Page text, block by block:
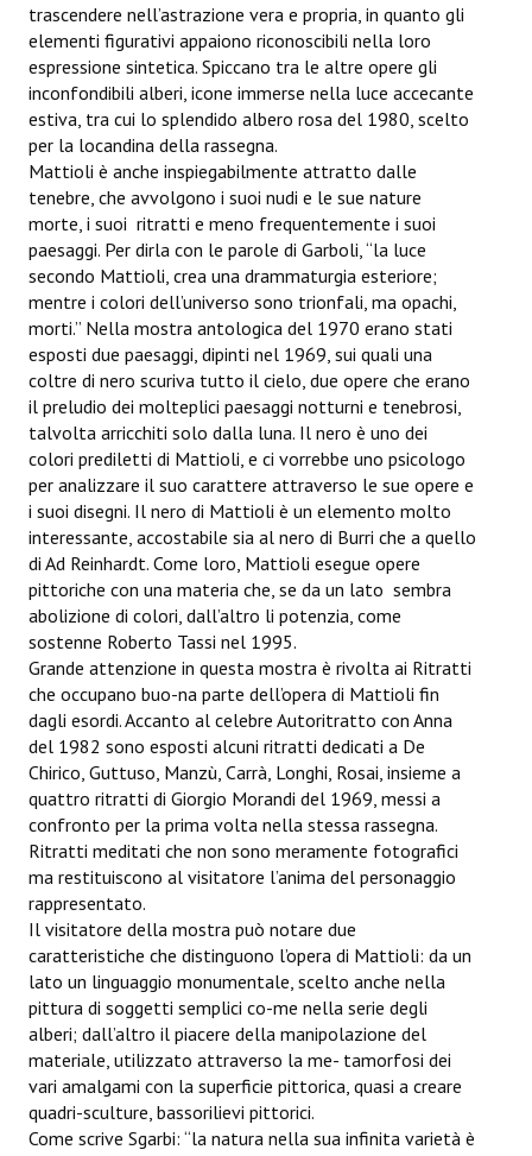
trascendere nell’astrazione vera e propria, in quanto gli
elementi figurativi appaiono riconoscibili nella loro
espressione sintetica. Spiccano tra le altre opere gli
inconfondibili alberi, icone immerse nella luce accecante
estiva, tra cui lo splendido albero rosa del 1980, scelto
per la locandina della rassegna.
Mattioli è anche inspiegabilmente attratto dalle
tenebre, che avvolgono i suoi nudi e le sue nature
morte, i suoi ritratti e meno frequentemente i suoi
paesaggi. Per dirla con le parole di Garboli, “la luce
secondo Mattioli, crea una drammaturgia esteriore;
mentre i colori dell’universo sono trionfali, ma opachi,
morti.” Nella mostra antologica del 1970 erano stati
esposti due paesaggi, dipinti nel 1969, sui quali una
coltre di nero scuriva tutto il cielo, due opere che erano
il preludio dei molteplici paesaggi notturni e tenebrosi,
talvolta arricchiti solo dalla luna. Il nero è uno dei
colori prediletti di Mattioli, e ci vorrebbe uno psicologo
per analizzare il suo carattere attraverso le sue opere e
i suoi disegni. Il nero di Mattioli è un elemento molto
interessante, accostabile sia al nero di Burri che a quello
di Ad Reinhardt. Come loro, Mattioli esegue opere
pittoriche con una materia che, se da un lato sembra
abolizione di colori, dall’altro li potenzia, come
sostenne Roberto Tassi nel 1995.
Grande attenzione in questa mostra è rivolta ai Ritratti
che occupano buo-na parte dell’opera di Mattioli fin
dagli esordi. Accanto al celebre Autoritratto con Anna
del 1982 sono esposti alcuni ritratti dedicati a De
Chirico, Guttuso, Manzù, Carrà, Longhi, Rosai, insieme a
quattro ritratti di Giorgio Morandi del 1969, messi a
confronto per la prima volta nella stessa rassegna.
Ritratti meditati che non sono meramente fotografici
ma restituiscono al visitatore l’anima del personaggio
rappresentato.
Il visitatore della mostra può notare due
caratteristiche che distinguono l’opera di Mattioli: da un
lato un linguaggio monumentale, scelto anche nella
pittura di soggetti semplici co-me nella serie degli
alberi; dall’altro il piacere della manipolazione del
materiale, utilizzato attraverso la me- tamorfosi dei
vari amalgami con la superficie pittorica, quasi a creare
quadri-sculture, bassorilievi pittorici.
Come scrive Sgarbi: “la natura nella sua infinita varietà è